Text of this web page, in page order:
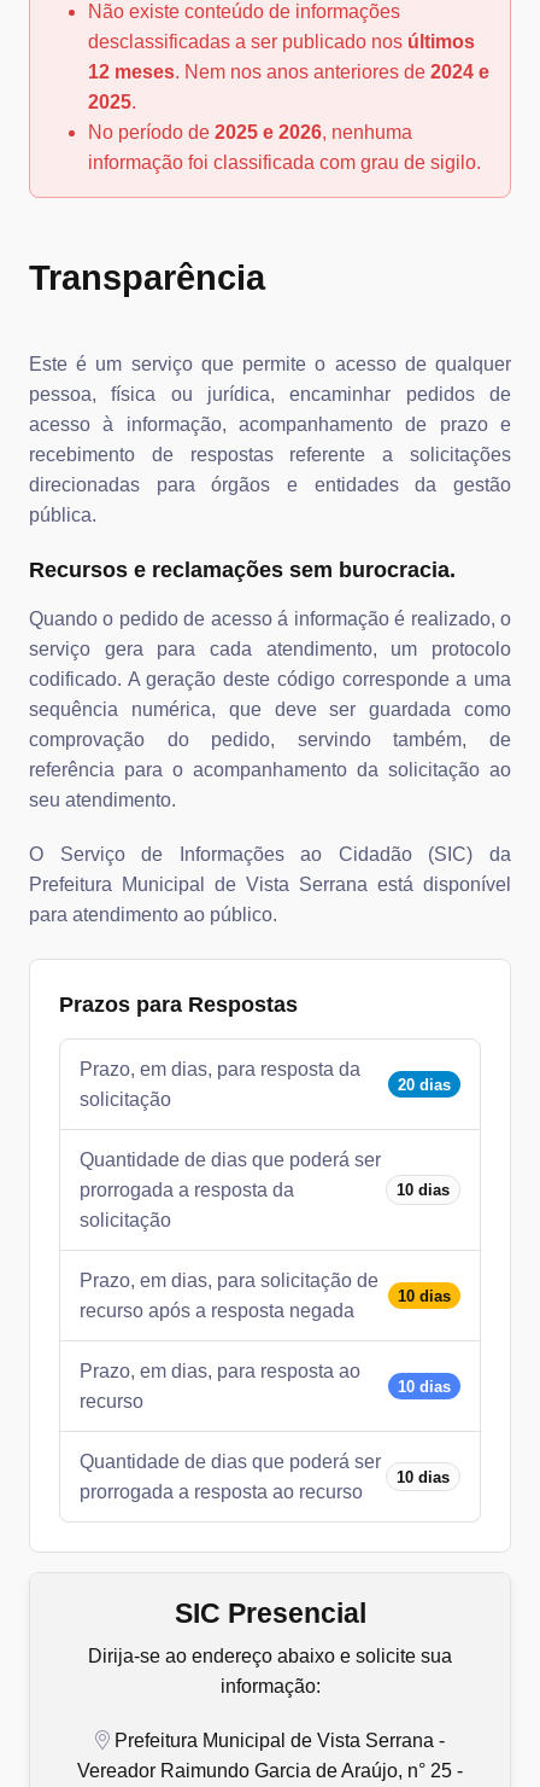
Não existe conteúdo de informações
desclassificadas a ser publicado nos últimos
12 meses. Nem nos anos anteriores de 2024 e
2025.
No período de 2025 e 2026, nenhuma
informação foi classificada com grau de sigilo.
Transparência
Este é um serviço que permite o acesso de qualquer
pessoa, física ou jurídica, encaminhar pedidos de
acesso à informação, acompanhamento de prazo e
recebimento de respostas referente a solicitações
direcionadas para órgãos e entidades da gestão
pública.
Recursos e reclamações sem burocracia.
Quando o pedido de acesso á informação é realizado, o
serviço gera para cada atendimento, um protocolo
codificado. A geração deste código corresponde a uma
sequência numérica, que deve ser guardada como
comprovação do pedido, servindo também, de
referência para o acompanhamento da solicitação ao
seu atendimento.
O Serviço de Informações ao Cidadão (SIC) da
Prefeitura Municipal de Vista Serrana está disponível
para atendimento ao público.
Prazos para Respostas
Prazo, em dias, para resposta da
solicitação
20 dias
Quantidade de dias que poderá ser
prorrogada a resposta da
solicitação
10 dias
Prazo, em dias, para solicitação de
recurso após a resposta negada
10 dias
Prazo, em dias, para resposta ao
recurso
10 dias
Quantidade de dias que poderá ser
prorrogada a resposta ao recurso
10 dias
SIC Presencial
Dirija-se ao endereço abaixo e solicite sua
informação:
Prefeitura Municipal de Vista Serrana -
Vereador Raimundo Garcia de Araújo, n° 25 -